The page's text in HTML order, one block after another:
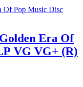
Era Of
Pop Music Disc Vinil LP VG VG+ (R)